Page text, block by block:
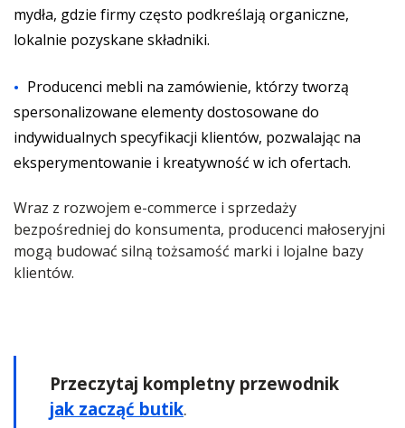
mydła, gdzie firmy często podkreślają organiczne,
lokalnie pozyskane składniki.
Producenci mebli na zamówienie, którzy tworzą
spersonalizowane elementy dostosowane do
indywidualnych specyfikacji klientów, pozwalając na
eksperymentowanie i kreatywność w ich ofertach.
Wraz z rozwojem e-commerce i sprzedaży
bezpośredniej do konsumenta, producenci małoseryjni
mogą budować silną tożsamość marki i lojalne bazy
klientów.
Przeczytaj kompletny przewodnik
jak zacząć butik.